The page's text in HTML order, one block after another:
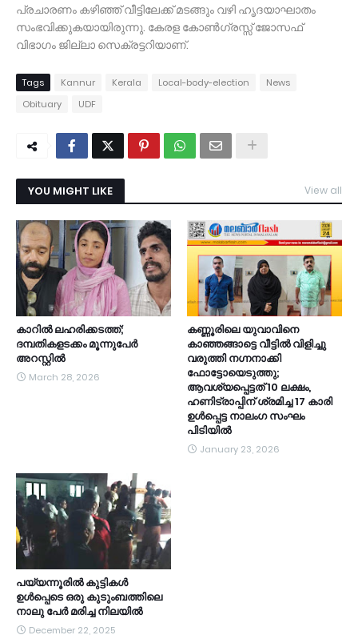
പ്രചാരണം കഴിഞ്ഞ് വീട്ടിലേക്ക് മടങ്ങും വഴി ഹൃദയാഘാതം
സംഭവിക്കുകയായിരുന്നു. കേരള കോൺഗ്രസ്സ് ജോസഫ്
വിഭാഗം ജില്ലാ സെക്രട്ടറിയാണ്.
Tags Kannur Kerala Local-body-election
News
Obituary
UDF
YOU MIGHT LIKE View all
കാറിൽ ലഹരിക്കടത്ത്;
ദമ്പതികളടക്കം മൂന്നുപേർ
അറസ്റ്റിൽ
March 28, 2026
കണ്ണൂരിലെ യുവാവിനെ
കാഞ്ഞങ്ങാട്ടെ വീട്ടിൽ വിളിച്ചു
വരുത്തി നഗ്നനാക്കി
ഫോട്ടോയെടുത്തു;
ആവശ്യപ്പെട്ടത് 10 ലക്ഷം,
ഹണിട്രാപ്പിന് ശ്രമിച്ച 17 കാരി
ഉൾപ്പെട്ട നാലംഗ സംഘം
പിടിയിൽ
January 23, 2026
പയ്യന്നൂരിൽ കുട്ടികൾ
ഉൾപ്പെടെ ഒരു കുടുംബത്തിലെ
നാലു പേർ മരിച്ച നിലയിൽ
December 22, 2025